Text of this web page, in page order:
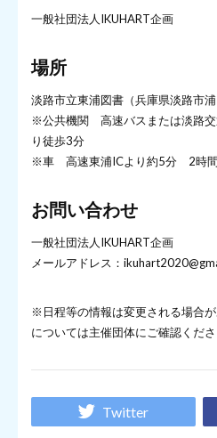
一般社団法人IKUHART企画
場所
淡路市立東浦図書（兵庫県淡路市浦
※公共機関 高速バスまたは淡路
り徒歩3分
※車 高速東浦ICより約5分 2時間
お問い合わせ
一般社団法人IKUHART企画
メールアドレス：
※日程等の情報は変更される場合
については主催団体にご確認くださ
Twitter